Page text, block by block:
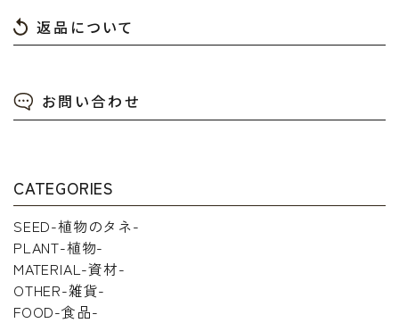
返品について
お問い合わせ
CATEGORIES
SEED-植物のタネ-
PLANT-植物-
MATERIAL-資材-
OTHER-雑貨-
FOOD-食品-